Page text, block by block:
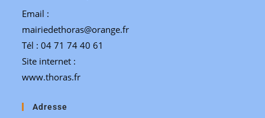
Email :
mairiedethoras@orange.fr
Tél : 04 71 74 40 61
Site internet :
www.thoras.fr
Adresse